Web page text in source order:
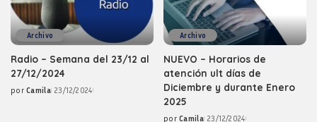
Archivo
Radio – Semana del 23/12 al
27/12/2024
Posted
por Camila 23/12/2024
Archivo
NUEVO – Horarios de
atención ult días de
Diciembre y durante Enero
2025
por Camila 23/12/2024